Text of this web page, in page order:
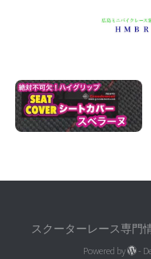
スクーターレース専門
Powered by -